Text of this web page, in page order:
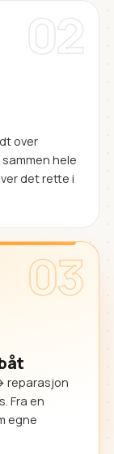
02
over
hele
det rette i
03
reparasjon
Fra en
egne